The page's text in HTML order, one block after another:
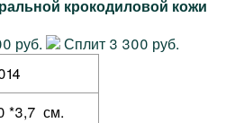
крокодиловой кожи
руб.
Сплит 3 300 руб.
*3,7 см.